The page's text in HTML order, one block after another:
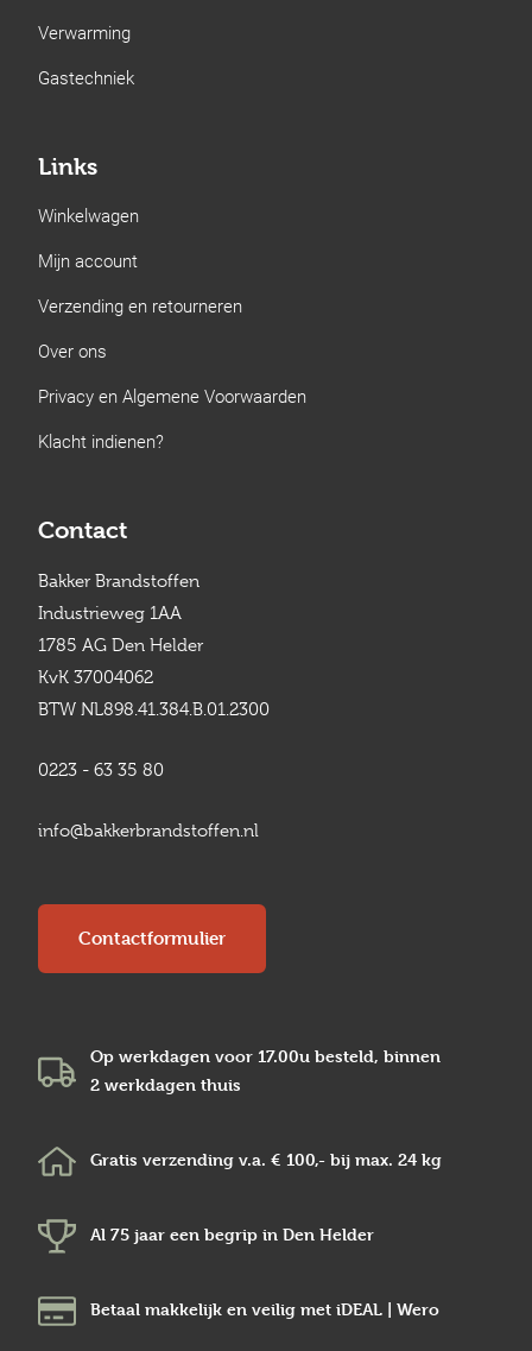
Verwarming
Gastechniek
Links
Winkelwagen
Mijn account
Verzending en retourneren
Over ons
Privacy en Algemene Voorwaarden
Klacht indienen?
Contact
Bakker Brandstoffen
Industrieweg 1AA
1785 AG Den Helder
KvK 37004062
BTW NL898.41.384.B.01.2300
0223 - 63 35 80
info@bakkerbrandstoffen.nl
Contactformulier
Op werkdagen voor 17.00u besteld, binnen
2 werkdagen thuis
Gratis verzending v.a. € 100,- bij max. 24 kg
Al 75 jaar een begrip in Den Helder
Betaal makkelijk en veilig met iDEAL | Wero